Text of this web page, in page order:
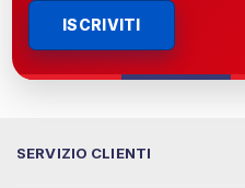
ISCRIVITI
SERVIZIO CLIENTI